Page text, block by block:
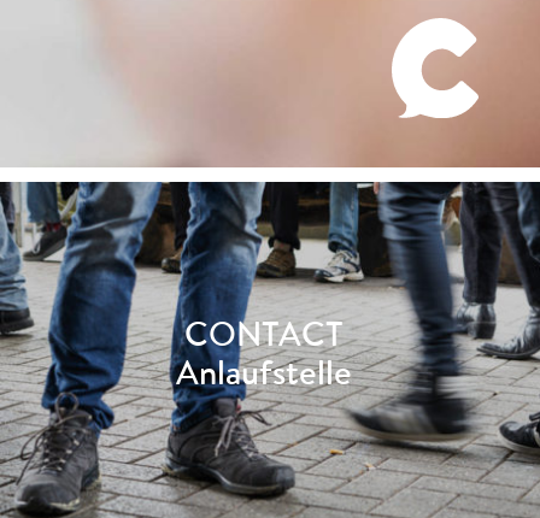
CONTACT
Anlaufstelle